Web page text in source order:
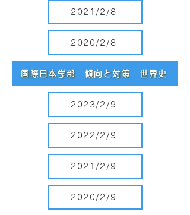
2021/2/8
2020/2/8
国際日本学部 傾向と対策 世界史
2023/2/9
2022/2/9
2021/2/9
2020/2/9